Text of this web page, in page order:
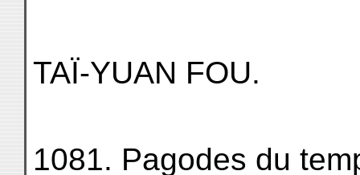
TAÏ-YUAN FOU.
1081. Pagodes du